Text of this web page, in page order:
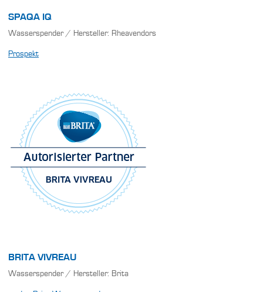
SPAQA IQ
Wasserspender / Hersteller: Rheavendors
Prospekt
BRITA VIVREAU
Wasserspender / Hersteller: Brita